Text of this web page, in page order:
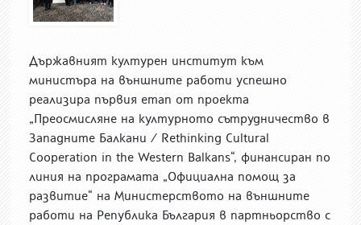
Държавният културен институт към
министъра на външните работи успешно
реализира първия етап от проекта
„Преосмисляне на културното сътрудничество в
Западните Балкани / Rethinking Cultural
Cooperation in the Western Balkans“, финансиран по
линия на програмата „Официална помощ за
развитие“ на Министерството на външните
работи на Република България в партньорство с